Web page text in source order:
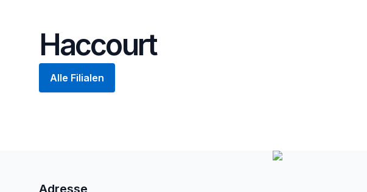
Haccourt
Alle Filialen
Adresse